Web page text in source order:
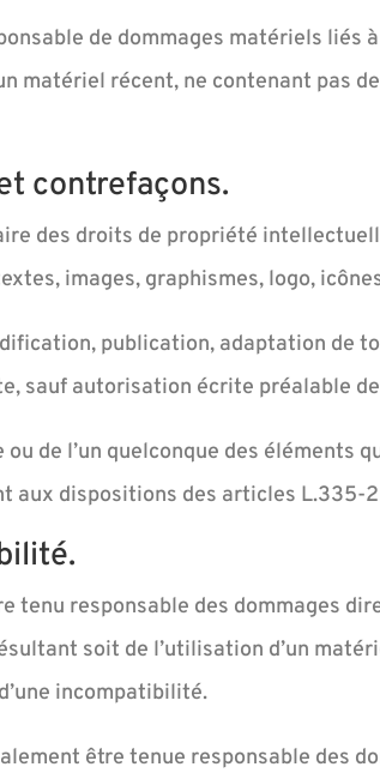
de dommages matériels liés
matériel récent, ne contenant pas
contrefaçons.
des droits de propriété
images, graphismes, logo,
publication, adaptation de
sauf autorisation écrite préalable de
de l’un quelconque des éléments
aux dispositions des articles
tenu responsable des dommages
soit de l’utilisation d’un
incompatibilité.
être tenue responsable des